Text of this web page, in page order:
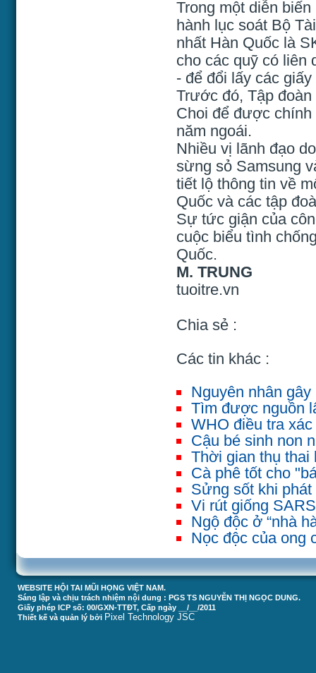
Trong một diễn
hành lục soát Bộ
nhất Hàn Quốc là
cho các quỹ có liên
- để đổi lấy các
Trước đó, Tập
Choi để được chính
năm ngoái.
Nhiều vị lãnh đạo
sừng sỏ Samsung
tiết lộ thông tin về
Quốc và các tập
Sự tức giận của
cuộc biểu tình
Quốc.
M. TRUNG
tuoitre.vn
Chia sẻ :
Các tin khác :
Nguyên nhân
Tìm được nguồn
WHO điều tra
Cậu bé sinh non
Thời gian thụ thai
Cà phê tốt cho
Sửng sốt khi
Vi rút giống
Ngộ độc ở “nhà
Nọc độc của ong
WEBSITE HỘI TAI MŨI HỌNG VIỆT NAM.
Sáng lập và chịu trách nhiệm nội dung : PGS TS NGUYỄN THỊ NGỌC DUNG.
Giấy phép ICP số: 00/GXN-TTĐT, Cấp ngày __/__/2011
Thiết kế và quản lý bởi Pixel Technology JSC